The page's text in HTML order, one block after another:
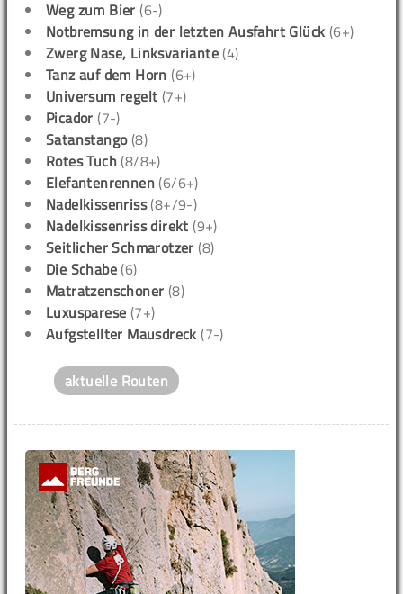
Weg zum Bier (6-)
Notbremsung in der letzten Ausfahrt Glück (6+)
Zwerg Nase, Linksvariante (4)
Tanz auf dem Horn (6+)
Universum regelt (7+)
Picador (7-)
Satanstango(8)
Rotes Tuch (8/8+)
Elefantenrennen (6/6+)
Nadelkissenriss(8+/9-)
Nadelkissenriss direkt (9+)
Seitlicher Schmarotzer (8)
Die Schabe (6)
Matratzenschoner (8)
Luxusparese (7+)
Aufgstellter Mausdreck (7-)
aktuelle Routen